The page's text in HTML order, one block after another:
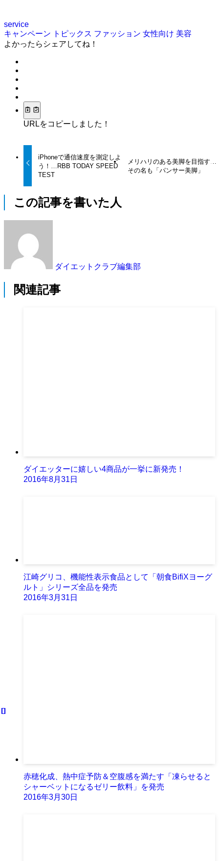
service
キャンペーン
トピックス ファッション 女性向け 美容
よかったらシェアしてね！
URLをコピーしました！
iPhoneで通信速度を測定しよ
う！…RBB TODAY SPEED
TEST
メリハリのある美脚を目指す…
その名も「パンサー美脚」
この記事を書いた人
ダイエットクラブ編集部
関連記事
ダイエッターに嬉しい4商品が一挙に新発売！
2016年8月31日
江崎グリコ、機能性表示食品として「朝食BifiXヨーグ
ルト」シリーズ全品を発売
2016年3月31日
赤穂化成、熱中症予防＆空腹感を満たす「凍らせると
シャーベットになるゼリー飲料」を発売
2016年3月30日